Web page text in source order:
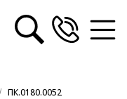
/ ПК.0180.0052